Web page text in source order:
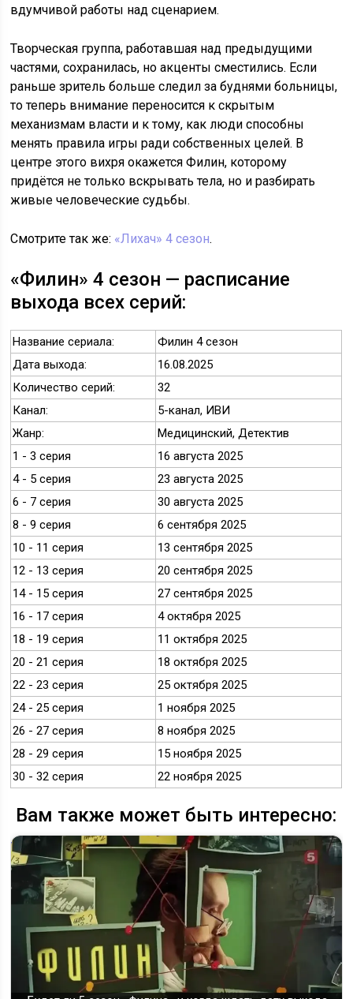
вдумчивой работы над сценарием.
Творческая группа, работавшая над предыдущими
частями, сохранилась, но акценты сместились. Если
раньше зритель больше следил за буднями больницы,
то теперь внимание переносится к скрытым
механизмам власти и к тому, как люди способны
менять правила игры ради собственных целей. В
центре этого вихря окажется Филин, которому
придётся не только вскрывать тела, но и разбирать
живые человеческие судьбы.
Смотрите так же: «Лихач» 4 сезон.
«Филин» 4 сезон — расписание
выхода всех серий:
Название сериала:
Филин 4 сезон
Дата выхода:
16.08.2025
Количество серий:
32
Канал:
5-канал, ИВИ
Жанр:
Медицинский, Детектив
1 - 3 серия
16 августа 2025
4 - 5 серия
23 августа 2025
6 - 7 серия
30 августа 2025
8 - 9 серия
6 сентября 2025
10 - 11 серия
13 сентября 2025
12 - 13 серия
20 сентября 2025
14 - 15 серия
27 сентября 2025
16 - 17 серия
4 октября 2025
18 - 19 серия
11 октября 2025
20 - 21 серия
18 октября 2025
22 - 23 серия
25 октября 2025
24 - 25 серия
1 ноября 2025
26 - 27 серия
8 ноября 2025
28 - 29 серия
15 ноября 2025
30 - 32 серия
22 ноября 2025
Вам также может быть интересно: